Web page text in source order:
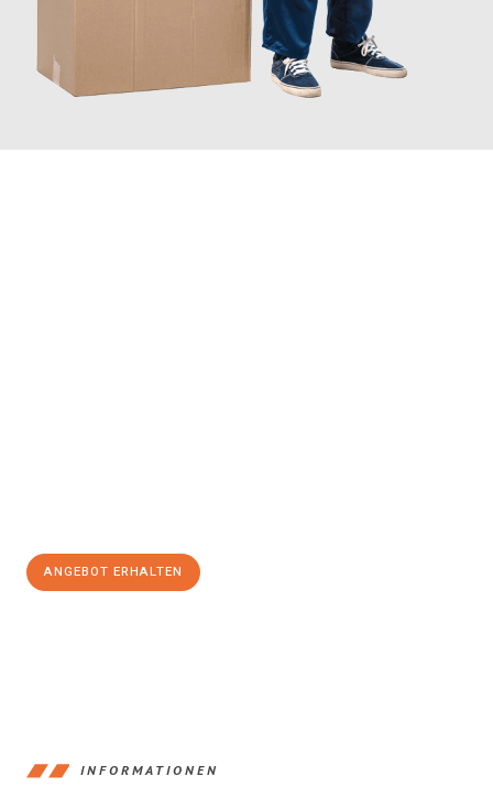
ANGEBOT ERHALTEN
INFORMATIONEN